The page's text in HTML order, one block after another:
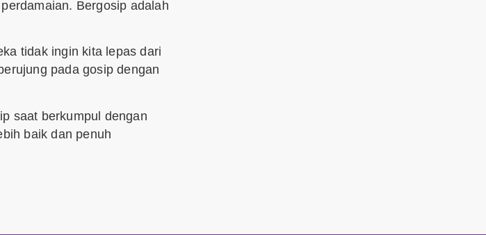
Bergosip adalah
tidak ingin kita lepas dari
pada gosip dengan
saat berkumpul dengan
baik dan penuh